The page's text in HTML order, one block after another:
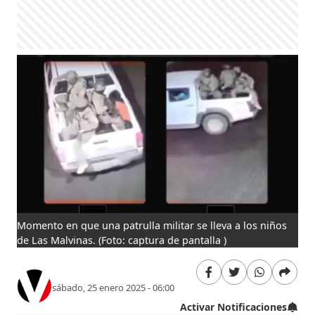
Momento en que una patrulla militar se lleva a los niños
de Las Malvinas.(Foto: captura de pantalla )
sábado, 25 enero 2025 - 06:00
Activar Notificaciones